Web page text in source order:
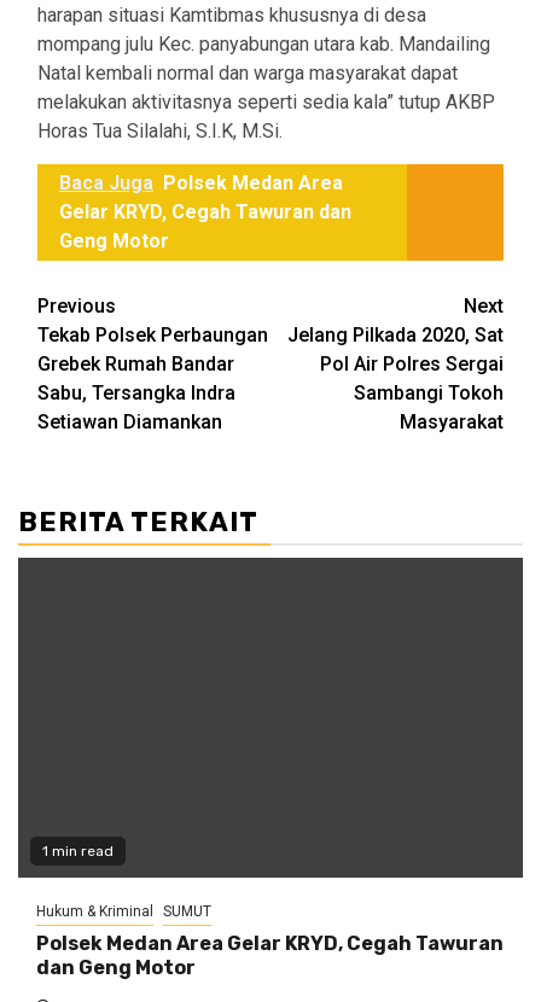
harapan situasi Kamtibmas khususnya di desa
mompang julu Kec. panyabungan utara kab. Mandailing
Natal kembali normal dan warga masyarakat dapat
melakukan aktivitasnya seperti sedia kala” tutup AKBP
Horas Tua Silalahi, S.I.K, M.Si.
Baca Juga Polsek Medan Area
Gelar KRYD, Cegah Tawuran dan
Geng Motor
Post
navigation
Previous
Tekab Polsek Perbaungan
Grebek Rumah Bandar
Sabu, Tersangka Indra
Setiawan Diamankan
Next
Jelang Pilkada 2020, Sat
Pol Air Polres Sergai
Sambangi Tokoh
Masyarakat
BERITA TERKAIT
1 min read
Hukum & Kriminal SUMUT
Polsek Medan Area Gelar KRYD, Cegah Tawuran
dan Geng Motor